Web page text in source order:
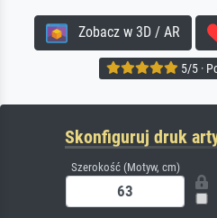
Zobacz w 3D / AR
5/5 ·
Skonfiguruj druk
Szerokość (Motyw, cm)